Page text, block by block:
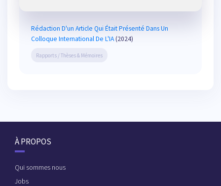
Rédaction D'un Article Qui Était Présenté Dans Un
Colloque International De L'IA(2024)
Rapports / Thèses & Mémoires
À PROPOS
Qui sommes nous
Jobs